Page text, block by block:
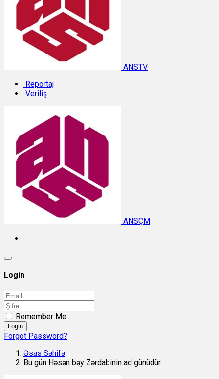
ANSTV
Reportaj
Veriliş
ANSÇM
Login
Remember Me
Login
Forgot Password?
Əsas Səhifə
Bu gün Həsən bəy Zərdabinin ad günüdür